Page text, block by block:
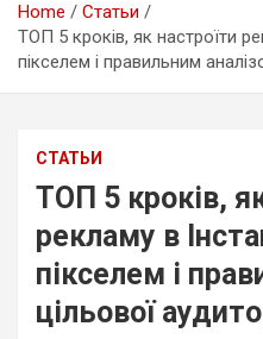
Home
Статьи
ТОП 5 кроків, як настроїти
пікселем і правильним
СТАТЬИ
ТОП 5 кроків,
рекламу в
пікселем і
цільової